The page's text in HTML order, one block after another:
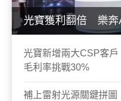
光寶獲利翻倍 樂奔
光寶新增兩大CSP客
毛利率挑戰30%
補上雷射光源關鍵拼